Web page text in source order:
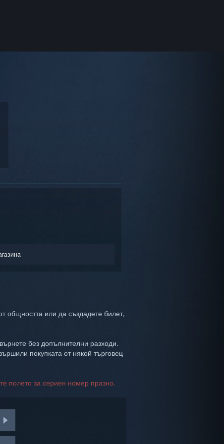
общността или да създадете билет,
без допълнителни разходи.
покупката от някой търговец
полето за сериен номер празно.